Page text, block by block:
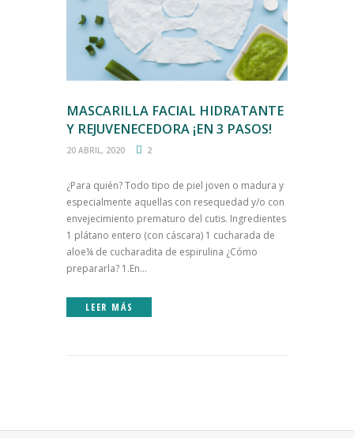
MASCARILLA FACIAL HIDRATANTE
Y REJUVENECEDORA ¡EN 3 PASOS!
20 ABRIL, 2020 2
¿Para quién? Todo tipo de piel joven o madura y
especialmente aquellas con resequedad y/o con
envejecimiento prematuro del cutis. Ingredientes
1 plátano entero (con cáscara) 1 cucharada de
aloe¼ de cucharadita de espirulina ¿Cómo
prepararla? 1.En...
LEER MÁS